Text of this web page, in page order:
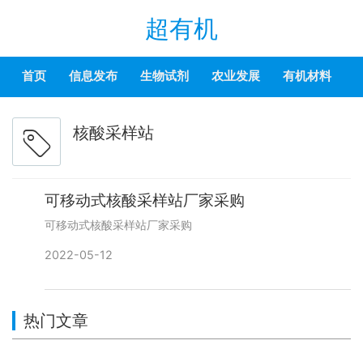
超有机
首页 信息发布 生物试剂 农业发展 有机材料
核酸采样站
可移动式核酸采样站厂家采购
可移动式核酸采样站厂家采购
2022-05-12
热门文章